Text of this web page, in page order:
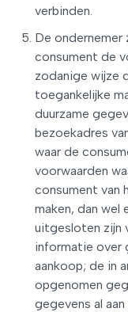
verbinden.
De
consument de
zodanige wijze
toegankelijke
duurzame
bezoekadres
waar de
voorwaarden
consument van
maken, dan wel
uitgesloten zijn
informatie over
aankoop; de in
opgenomen
gegevens al